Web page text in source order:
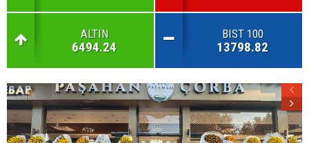
ALTIN
6494.24
BIST 100
13798.82